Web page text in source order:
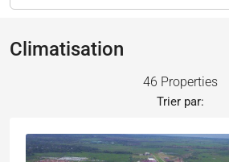
Climatisation
46 Properties
Trier par: